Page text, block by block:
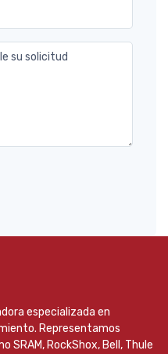
su solicitud
especializada en
Representamos
SRAM, RockShox, Bell, Thule